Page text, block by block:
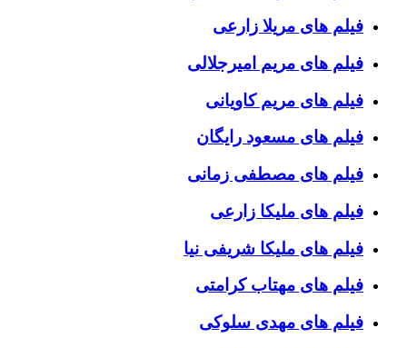
فیلم های مریلا زارعی
فیلم های مریم امیرجلالی
فیلم های مریم کاویانی
فیلم های مسعود رایگان
فیلم های مصطفی زمانی
فیلم های ملیکا زارعی
فیلم های ملیکا شریفی نیا
فیلم های مهتاب کرامتی
فیلم های مهدی سلوکی